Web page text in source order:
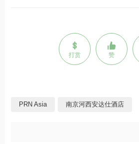
打赏 赞
PRN Asia 南京河西安达仕酒店